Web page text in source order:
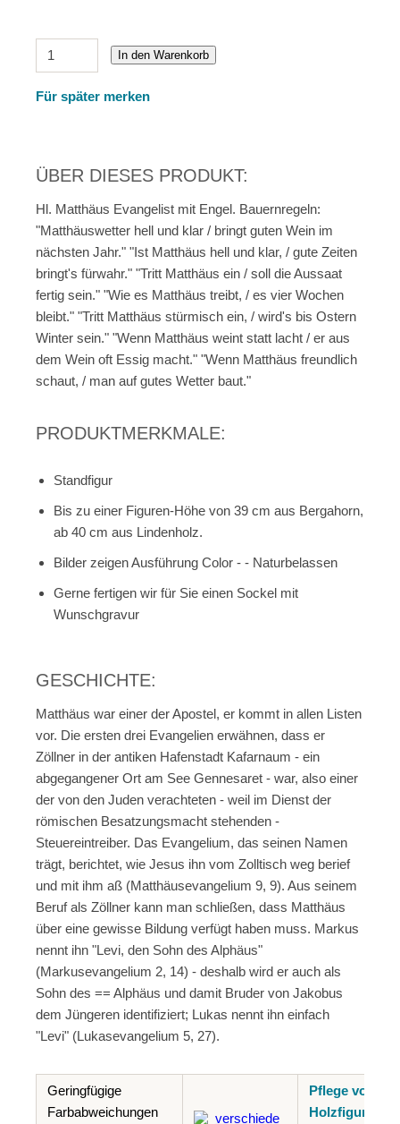
In den Warenkorb
Für später merken
ÜBER DIESES PRODUKT:
Hl. Matthäus Evangelist mit Engel. Bauernregeln:
"Matthäuswetter hell und klar / bringt guten Wein im
nächsten Jahr." "Ist Matthäus hell und klar, / gute Zeiten
bringt's fürwahr." "Tritt Matthäus ein / soll die Aussaat
fertig sein." "Wie es Matthäus treibt, / es vier Wochen
bleibt." "Tritt Matthäus stürmisch ein, / wird's bis Ostern
Winter sein." "Wenn Matthäus weint statt lacht / er aus
dem Wein oft Essig macht." "Wenn Matthäus freundlich
schaut, / man auf gutes Wetter baut."
PRODUKTMERKMALE:
Standfigur
Bis zu einer Figuren-Höhe von 39 cm aus Bergahorn,
ab 40 cm aus Lindenholz.
Bilder zeigen Ausführung Color - - Naturbelassen
Gerne fertigen wir für Sie einen Sockel mit
Wunschgravur
GESCHICHTE:
Matthäus war einer der Apostel, er kommt in allen Listen
vor. Die ersten drei Evangelien erwähnen, dass er
Zöllner in der antiken Hafenstadt Kafarnaum - ein
abgegangener Ort am See Gennesaret - war, also einer
der von den Juden verachteten - weil im Dienst der
römischen Besatzungsmacht stehenden -
Steuereintreiber. Das Evangelium, das seinen Namen
trägt, berichtet, wie Jesus ihn vom Zolltisch weg berief
und mit ihm aß (Matthäusevangelium 9, 9). Aus seinem
Beruf als Zöllner kann man schließen, dass Matthäus
über eine gewisse Bildung verfügt haben muss. Markus
nennt ihn "Levi, den Sohn des Alphäus"
(Markusevangelium 2, 14) - deshalb wird er auch als
Sohn des == Alphäus und damit Bruder von Jakobus
dem Jüngeren identifiziert; Lukas nennt ihn einfach
"Levi" (Lukasevangelium 5, 27).
Geringfügige
Farbabweichungen
Pflege von
Holzfiguren